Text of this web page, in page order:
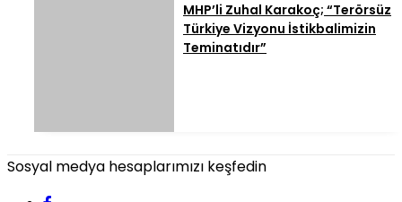
MHP’li Zuhal Karakoç; “Terörsüz
Türkiye Vizyonu İstikbalimizin
Teminatıdır”
Sosyal medya hesaplarımızı keşfedin